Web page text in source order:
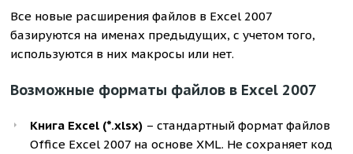
Все новые расширения файлов в Excel 2007
базируются на именах предыдущих, с учетом того,
используются в них макросы или нет.
Возможные форматы файлов в Excel 2007
Книга Excel (*.xlsx) – стандартный формат файлов
Office Excel 2007 на основе XML. Не сохраняет код